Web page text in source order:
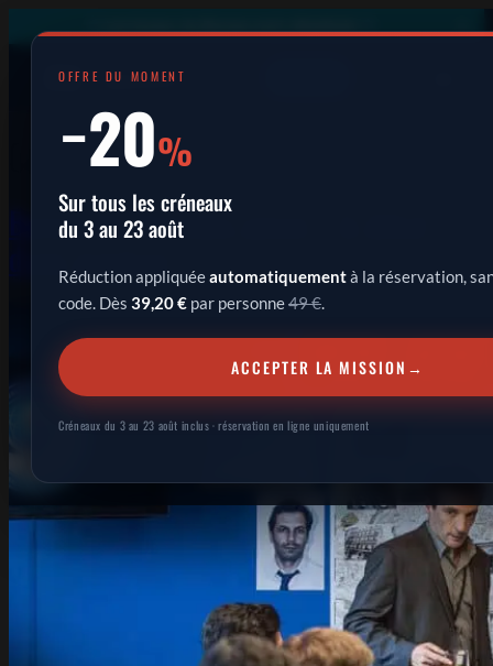
OFFRE DU MOMENT
−20%
Sur tous les créneaux
du 3 au 23 août
Réduction appliquéeautomatiquementà la réservation,
code. Dès 39,20 € par personne49 €.
ACCEPTER LA MISSION →
Créneaux du 3 au 23 août inclus · réservation en ligne uniquement
×
Catégorie :Articles
Bureau des légendes saison 1, le début